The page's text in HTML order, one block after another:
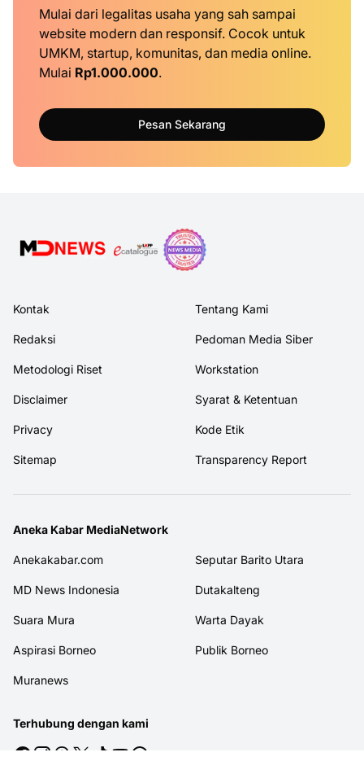
Mulai dari legalitas usaha yang sah sampai
website modern dan responsif. Cocok untuk
UMKM, startup, komunitas, dan media online.
Mulai Rp1.000.000.
Pesan Sekarang
Kontak Tentang Kami
Redaksi Pedoman Media Siber
Metodologi Riset Workstation
Disclaimer Syarat & Ketentuan
Privacy Kode Etik
Sitemap Transparency Report
Aneka Kabar MediaNetwork
Anekakabar.com Seputar Barito Utara
MD News Indonesia Dutakalteng
Suara Mura Warta Dayak
Aspirasi Borneo Publik Borneo
Muranews
Terhubung dengan kami